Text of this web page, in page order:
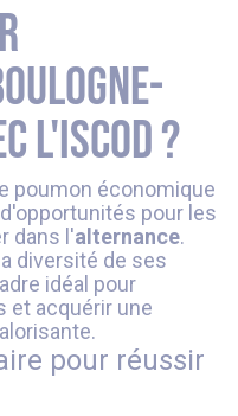
?
poumon économique
pour les
dans l'alternance.
diversité de ses
idéal pour
et acquérir une
pour réussir